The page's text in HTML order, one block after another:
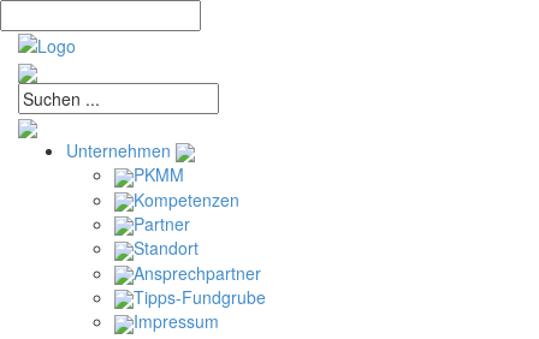
Unternehmen
PKMM
Kompetenzen
Partner
Standort
Ansprechpartner
Tipps-Fundgrube
Impressum